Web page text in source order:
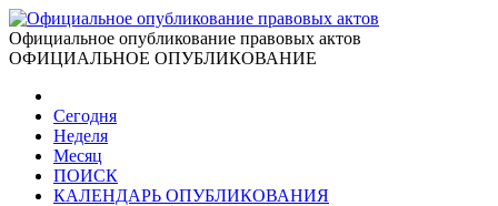
Официальное опубликование правовых актов
ОФИЦИАЛЬНОЕ ОПУБЛИКОВАНИЕ
Сегодня
Неделя
Месяц
ПОИСК
КАЛЕНДАРЬ ОПУБЛИКОВАНИЯ